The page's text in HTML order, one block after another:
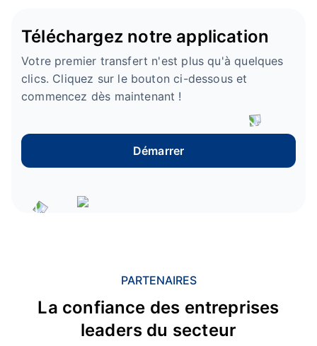
Téléchargez notre application
Votre premier transfert n'est plus qu'à quelques
clics. Cliquez sur le bouton ci-dessous et
commencez dès maintenant !
Démarrer
PARTENAIRES
La confiance des entreprises
leaders du secteur